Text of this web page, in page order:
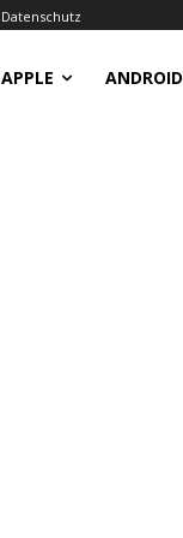
Datenschutz
APPLE ANDROID